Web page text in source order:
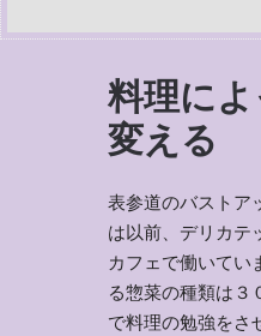
料理に
変える
表参道のバストア
は以前、デリカテ
カフェで働いてい
る惣菜の種類は３
で料理の勉強をさ